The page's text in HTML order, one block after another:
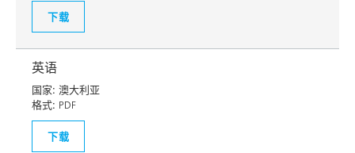
下载
英语
国家: 澳大利亚
格式: PDF
下载